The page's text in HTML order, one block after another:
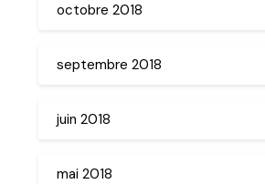
octobre 2018
septembre 2018
juin 2018
mai 2018